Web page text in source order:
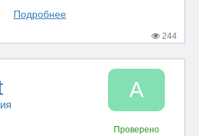
Подробнее
244
A
Проверено